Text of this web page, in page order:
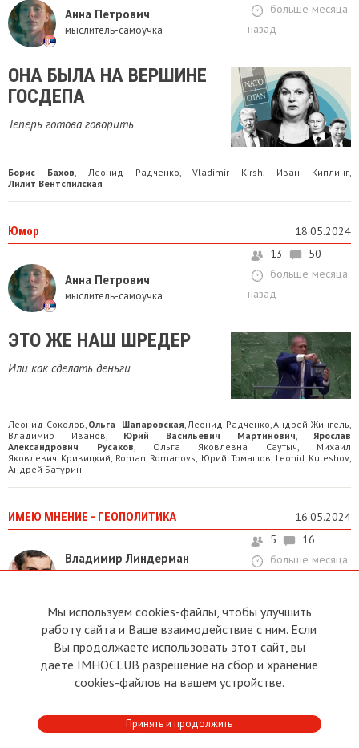
Анна Петрович
мыслитель-самоучка
больше месяца
назад
ОНА БЫЛА НА ВЕРШИНЕ
ГОСДЕПА
Теперь готова говорить
Борис Бахов, Леонид Радченко,Vladimir Kirsh, Иван Киплинг,
Лилит Вентспилская
Юмор 18.05.2024
Анна Петрович
мыслитель-самоучка
13
50
больше месяца
назад
ЭТО ЖЕ НАШ ШРЕДЕР
Или как сделать деньги
Леонид Соколов, Ольга Шапаровская,Леонид Радченко,Андрей Жингель,
Владимир Иванов, Юрий Васильевич Мартинович, Ярослав
Александрович Русаков, Ольга Яковлевна Саутыч, Михаил
Яковлевич Кривицкий, Roman Romanovs, Юрий Томашов, Leonid Kuleshov,
Андрей Батурин
ИМЕЮ МНЕНИЕ - ГЕОПОЛИТИКА 16.05.2024
Владимир Линдерман
Председатель партии «За родной
5
16
больше месяца
ПОРА ГОТОВИТЬ VIP-
КАМЕРЫ
В Рижском Централе
Мы используем cookies-файлы, чтобы улучшить
работу сайта и Ваше взаимодействие с ним. Если
Вы продолжаете использовать этот сайт, вы
даете IMHOCLUB разрешение на сбор и хранение
cookies-файлов на вашем устройстве.
Принять и продолжить